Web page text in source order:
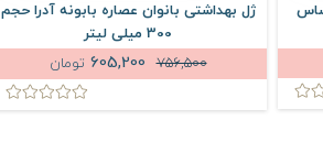
ژل بهداشتی بانوان عصاره بابونه آدرا حجم
300 میلی لیتر
756,500
تومان